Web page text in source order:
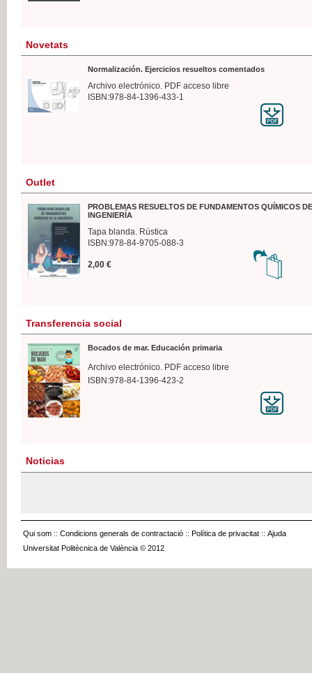
Novetats
Normalización. Ejercicios resueltos comentados
Archivo electrónico. PDF acceso libre
ISBN:978-84-1396-433-1
Outlet
PROBLEMAS RESUELTOS DE FUNDAMENTOS QUÍMICOS
INGENIERÍA
Tapa blanda. Rústica
ISBN:978-84-9705-088-3
2,00 €
Transferencia social
Bocados de mar. Educación primaria
Archivo electrónico. PDF acceso libre
ISBN:978-84-1396-423-2
Noticias
Qui som :: Condicions generals de contractació :: Política de privacitat :: Ajuda
Universitat Politècnica de València © 2012